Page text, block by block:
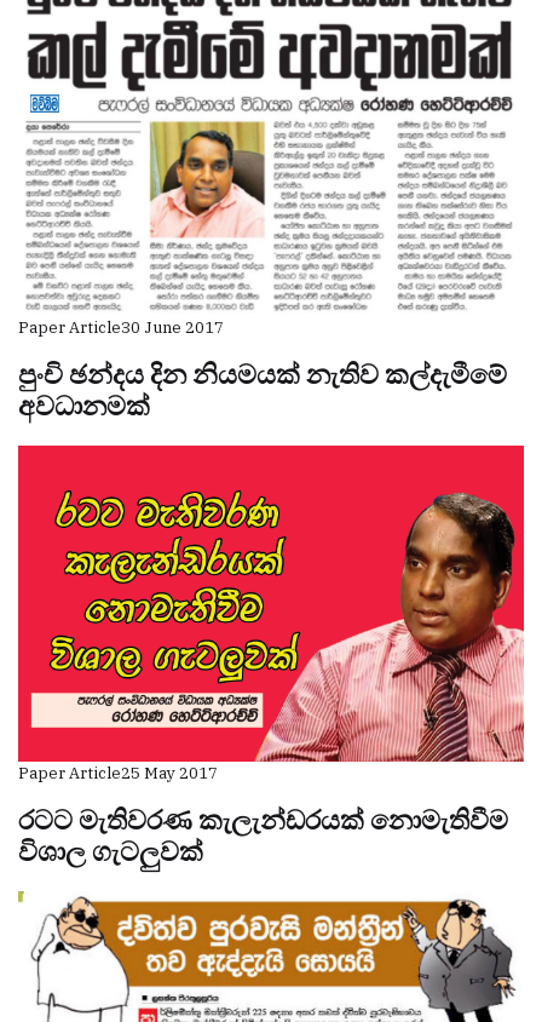
Paper Article30 June 2017
පුංචි ඡන්දය දින නියමයක් නැතිව කල්දැමීමේ
අවධානමක්
Paper Article25 May 2017
රටට මැතිවරණ කැලැන්ඩරයක් නොමැතිවීම
විශාල ගැටලුවක්